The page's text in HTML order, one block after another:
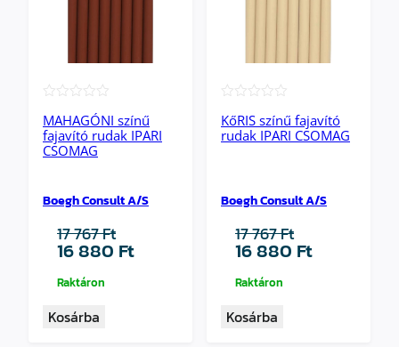
MAHAGÓNI színű
fajavító rudak IPARI
CSOMAG
Boegh Consult A/S
17 767Ft
Original
was:
767 Ft.
16 880 FtCurrent
Raktáron
Kosárba
KőRIS színű fajavító
rudak IPARI CSOMAG
Boegh Consult A/S
17 767Ft
Original
was:
767 Ft.
16 880 FtCurrent
Raktáron
Kosárba